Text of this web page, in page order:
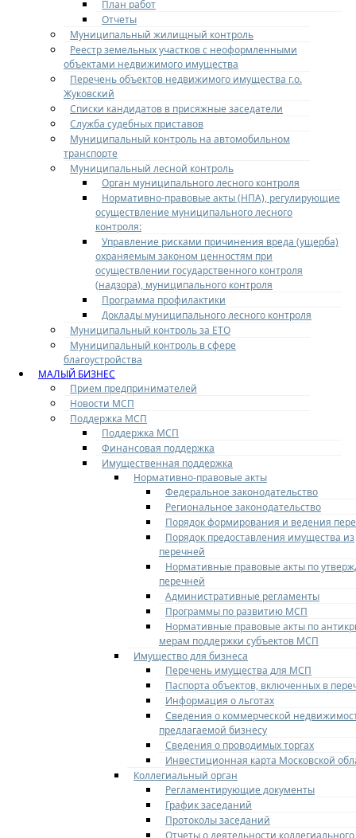
План работ
Отчеты
Муниципальный жилищный контроль
Реестр земельных участков с неоформленными
объектами недвижимого имущества
Перечень объектов недвижимого имущества г.о.
Жуковский
Списки кандидатов в присяжные заседатели
Служба судебных приставов
Муниципальный контроль на автомобильном
транспорте
Муниципальный лесной контроль
Орган муниципального лесного контроля
Нормативно-правовые акты (НПА), регулирующие
осуществление муниципального лесного
контроля:
Управление рисками причинения вреда (ущерба)
охраняемым законом ценностям при
осуществлении государственного контроля
(надзора), муниципального контроля
Программа профилактики
Доклады муниципального лесного контроля
Муниципальный контроль за ЕТО
Муниципальный контроль в сфере
благоустройства
МАЛЫЙ БИЗНЕС
Прием предпринимателей
Новости МСП
Поддержка МСП
Поддержка МСП
Финансовая поддержка
Имущественная поддержка
Нормативно-правовые акты
Федеральное законодательство
Региональное законодательство
Порядок формирования и ведения
Порядок предоставления имущества из
перечней
Нормативные правовые акты по
перечней
Административные регламенты
Программы по развитию МСП
Нормативные правовые акты по
мерам поддержки субъектов МСП
Имущество для бизнеса
Перечень имущества для МСП
Паспорта объектов, включенных в
Информация о льготах
Сведения о коммерческой
предлагаемой бизнесу
Сведения о проводимых торгах
Инвестиционная карта Московской
Коллегиальный орган
Регламентирующие документы
График заседаний
Протоколы заседаний
Отчеты о деятельности